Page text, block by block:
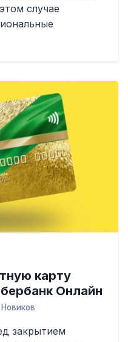
случае
карту
Онлайн
закрытием